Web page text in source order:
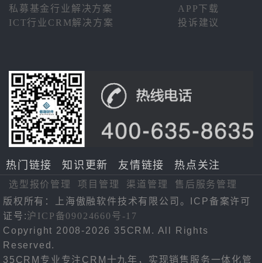
私募基金行业解决方案
APP下载
ICT行业CRM解决方案
投诉建议
热门链接 知识更新 友情链接 热点关注
选型报价管理 项目管理 渠道管理
售后服务管理
版权所有：上海傲融软件技术有限公司。ICP备案许可
证号:沪ICP备09024660号-17
Copyright 2008-2026 35CRM. All Rights
Reserved.
35CRM专业专注CRM十九年，实现销售服务一体化管